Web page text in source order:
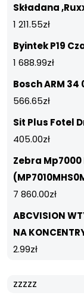
Składana
1 211.55zł
Byintek P19
1 688.99zł
Bosch ARM 34
566.65zł
Sit Plus Fotel
405.00zł
Zebra
7 860.00zł
ABCVISION
NA
2.99zł
zzzzz